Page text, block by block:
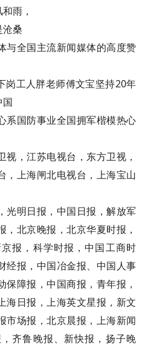
雨，
桑
与全国主流新闻媒体的高度赞
岗工人胖老师傅文宝坚持20年
国
系国防事业全国拥军楷模热心
，江苏电视台，东方卫视，
，上海闸北电视台，上海宝山
光明日报，中国日报，解放军
北京晚报，北京华夏时报，
报，科学时报，中国工商时
经报，中国冶金报、中国人事
障报，中国商报，青年报，
海日报，上海英文星报，新文
市场报，北京晨报，上海新闻
齐鲁晚报、新快报，扬子晚